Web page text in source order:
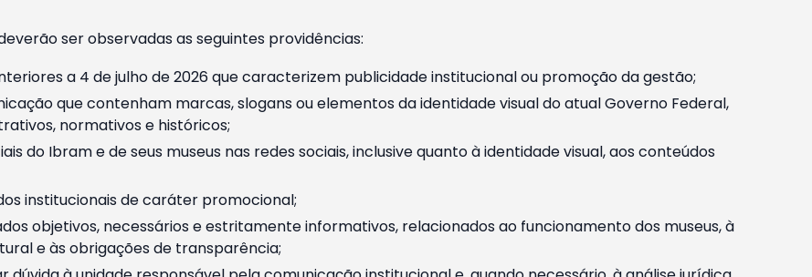
ser observadas as seguintes providências:
a 4 de julho de 2026 que caracterizem publicidade institucional ou promoção da gestão;
que contenham marcas, slogans ou elementos da identidade visual do atual Governo Federal,
normativos e históricos;
do Ibram e de seus museus nas redes sociais, inclusive quanto à identidade visual, aos conteúdos
institucionais de caráter promocional;
objetivos, necessários e estritamente informativos, relacionados ao funcionamento dos museus, à
e às obrigações de transparência;